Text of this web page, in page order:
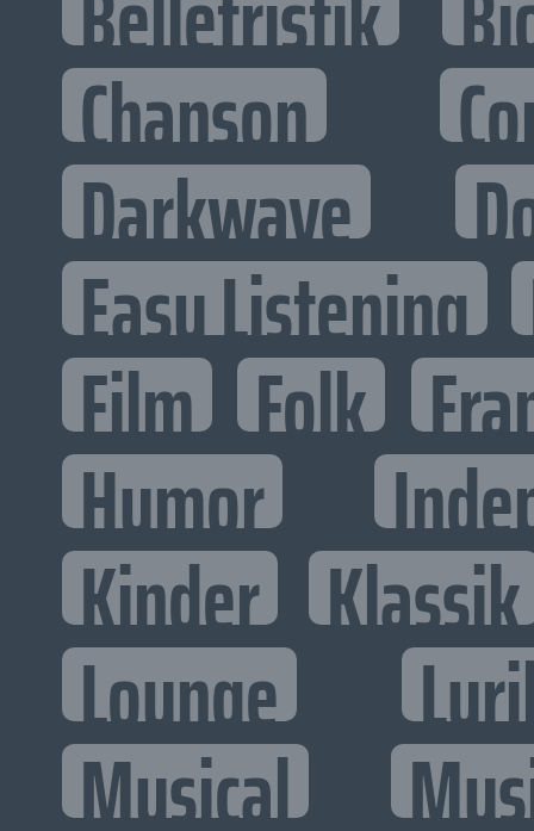
Chanson
Darkwave
Easy Listening
Film Folk
Humor
Kinder Klassik
Lounge
Musical